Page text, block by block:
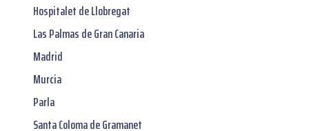
Hospitalet de Llobregat
Las Palmas de Gran Canaria
Madrid
Murcia
Parla
Santa Coloma de Gramanet